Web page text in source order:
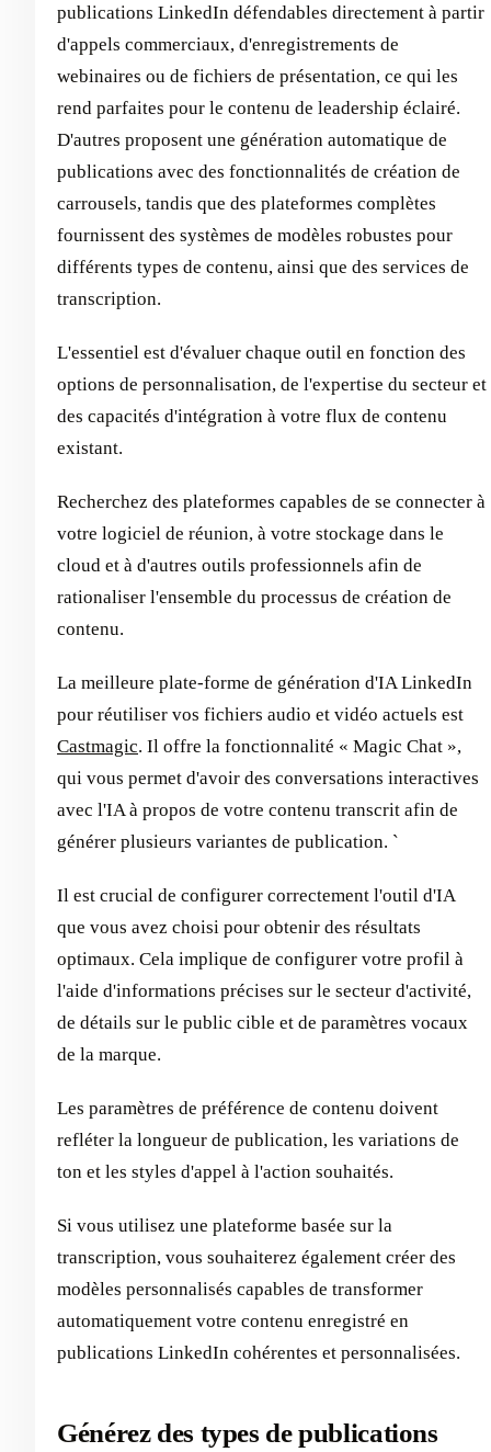
publications LinkedIn défendables directement à partir
d'appels commerciaux, d'enregistrements de
webinaires ou de fichiers de présentation, ce qui les
rend parfaites pour le contenu de leadership éclairé.
D'autres proposent une génération automatique de
publications avec des fonctionnalités de création de
carrousels, tandis que des plateformes complètes
fournissent des systèmes de modèles robustes pour
différents types de contenu, ainsi que des services de
transcription.
L'essentiel est d'évaluer chaque outil en fonction des
options de personnalisation, de l'expertise du secteur et
des capacités d'intégration à votre flux de contenu
existant.
Recherchez des plateformes capables de se connecter à
votre logiciel de réunion, à votre stockage dans le
cloud et à d'autres outils professionnels afin de
rationaliser l'ensemble du processus de création de
contenu.
La meilleure plate-forme de génération d'IA LinkedIn
pour réutiliser vos fichiers audio et vidéo actuels est
Castmagic. Il offre la fonctionnalité « Magic Chat »,
qui vous permet d'avoir des conversations interactives
avec l'IA à propos de votre contenu transcrit afin de
générer plusieurs variantes de publication. `
Il est crucial de configurer correctement l'outil d'IA
que vous avez choisi pour obtenir des résultats
optimaux. Cela implique de configurer votre profil à
l'aide d'informations précises sur le secteur d'activité,
de détails sur le public cible et de paramètres vocaux
de la marque.
Les paramètres de préférence de contenu doivent
refléter la longueur de publication, les variations de
ton et les styles d'appel à l'action souhaités.
Si vous utilisez une plateforme basée sur la
transcription, vous souhaiterez également créer des
modèles personnalisés capables de transformer
automatiquement votre contenu enregistré en
publications LinkedIn cohérentes et personnalisées.
Générez des types de publications